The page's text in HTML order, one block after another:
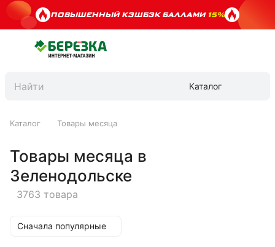
ПОВЫШЕННЫЙ КЭШБЭК БАЛЛАМИ15%
Каталог
Каталог Товары месяца
Товары месяца в
Зеленодольске
3763 товара
Сначала популярные